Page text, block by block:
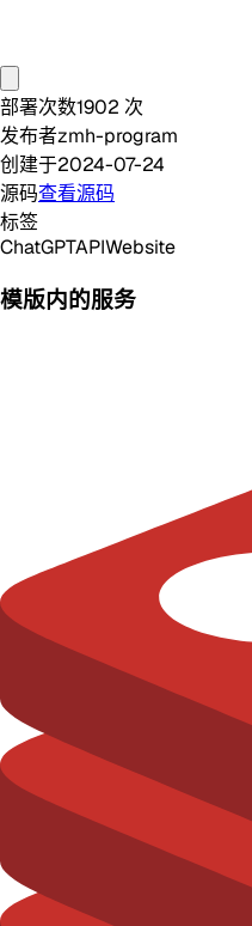
部署次数1902 次
发布者zmh-program
创建于2024-07-24
源码查看源码
标签
ChatGPTAPIWebsite
模版内的服务